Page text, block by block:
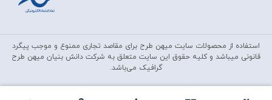
استفاده از محصولات سايت میهن طرح برای مقاصد تجاری ممنوع و موجب پیگرد
قانونی میباشد و کليه حقوق اين سايت متعلق به شرکت دانش بنیان میهن طرح
گرافیک می‌باشد.